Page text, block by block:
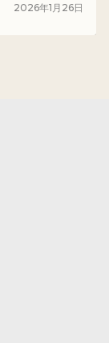
2026年1 月 26日